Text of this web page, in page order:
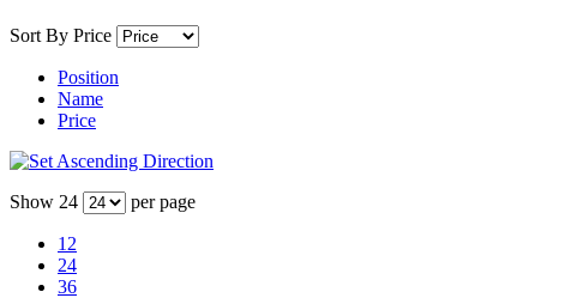
Sort By Price
Position
Name
Price
Show 24 per page
12
24
36